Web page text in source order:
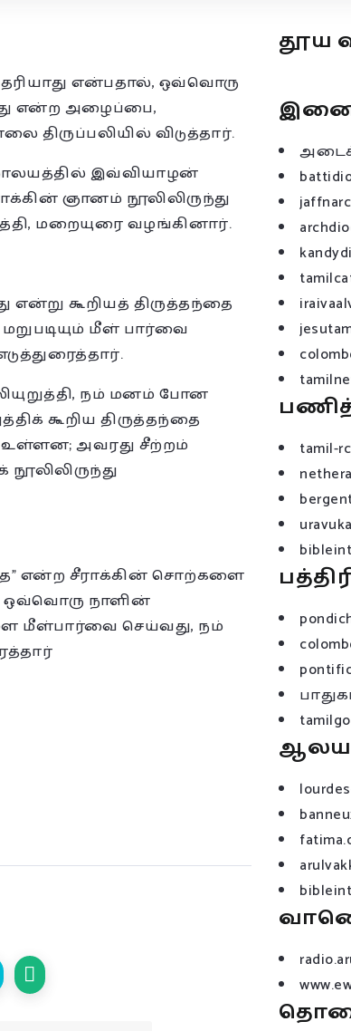
என்பதால், ஒவ்வொரு
என்ற அழைப்பை,
திருப்பலியில் விடுத்தார்.
இவ்வியாழன்
ஞானம் நூலிலிருந்து
மறையுரை வழங்கினார்.
என்று கூறியத் திருத்தந்தை
மீள் பார்வை
நம் மனம் போன
கூறிய திருத்தந்தை
உள்ளன; அவரது சீற்றம்
என்ற சீராக்கின் சொற்களை
ஒவ்வொரு நாளின்
மீள்பார்வை செய்வது, நம்
தூய
tamil-